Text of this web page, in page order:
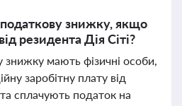
знижку, якщо
резидента Дія Сіті?
знижку мають фізичні особи,
заробітну плату від
та сплачують податок на